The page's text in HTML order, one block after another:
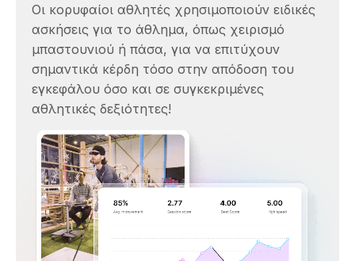
Οι κορυφαίοι αθλητές χρησιμοποιούν ειδικές
ασκήσεις για το άθλημα, όπως χειρισμό
μπαστουνιού ή πάσα, για να επιτύχουν
σημαντικά κέρδη τόσο στην απόδοση του
εγκεφάλου όσο και σε συγκεκριμένες
αθλητικές δεξιότητες!